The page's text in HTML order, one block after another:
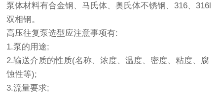
泵体材料有合金钢、马氏体、奥氏体不锈钢、316、316l
双相钢。
高压往复泵选型应注意事项有:
1.泵的用途;
2.输送介质的性质(名称、浓度、温度、密度、粘度、腐
蚀性等);
3.流量要求;